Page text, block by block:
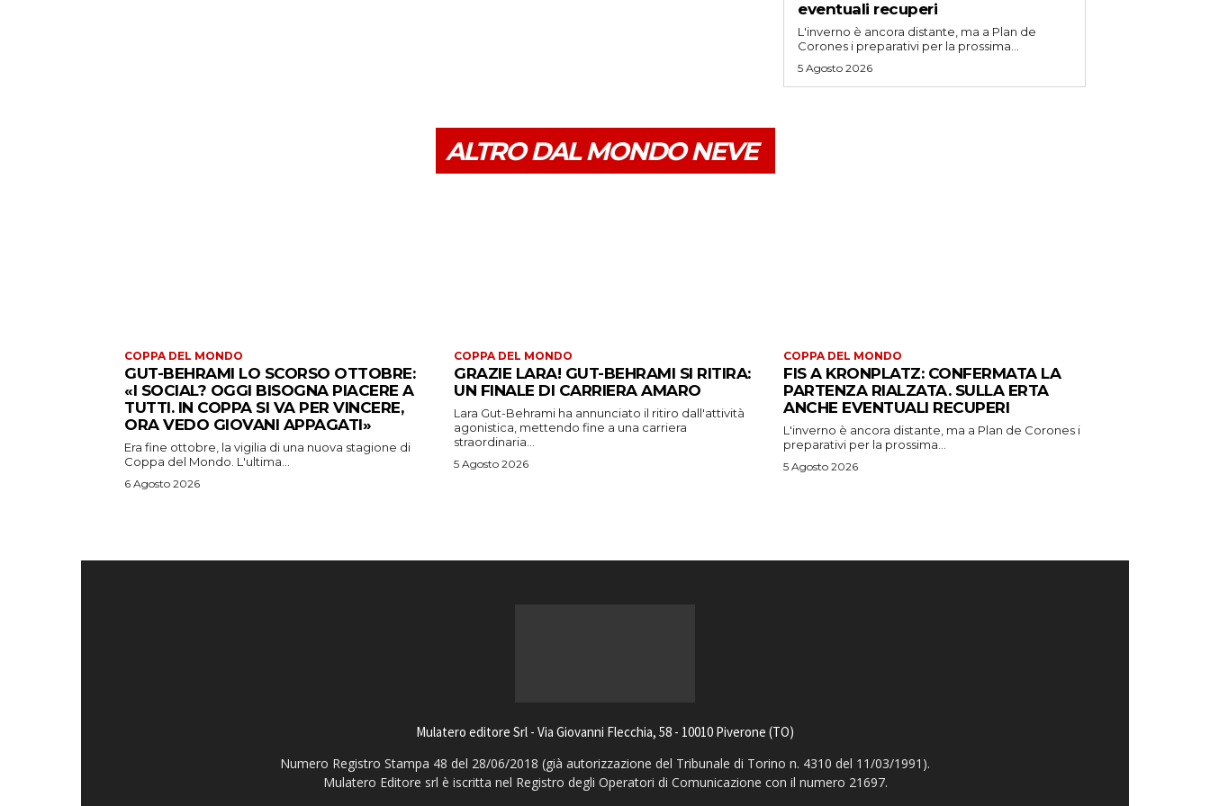
eventuali recuperi
L'inverno è ancora distante, ma a Plan de
Corones i preparativi per la prossima...
5 Agosto 2026
ALTRO DAL MONDO NEVE
COPPA DEL MONDO
GUT-BEHRAMI LO SCORSO OTTOBRE:
«I SOCIAL? OGGI BISOGNA PIACERE A
TUTTI. IN COPPA SI VA PER VINCERE,
ORA VEDO GIOVANI APPAGATI»
Era fine ottobre, la vigilia di una nuova stagione di
Coppa del Mondo. L'ultima...
6 Agosto 2026
COPPA DEL MONDO
GRAZIE LARA! GUT-BEHRAMI SI RITIRA:
UN FINALE DI CARRIERA AMARO
Lara Gut-Behrami ha annunciato il ritiro dall'attività
agonistica, mettendo fine a una carriera
straordinaria...
5 Agosto 2026
COPPA DEL MONDO
FIS A KRONPLATZ: CONFERMATA LA
PARTENZA RIALZATA. SULLA ERTA
ANCHE EVENTUALI RECUPERI
L'inverno è ancora distante, ma a Plan de Corones i
preparativi per la prossima...
5 Agosto 2026
Mulatero editore Srl - Via Giovanni Flecchia, 58 - 10010 Piverone (TO)
Numero Registro Stampa 48 del 28/06/2018 (già autorizzazione del Tribunale di Torino n. 4310 del 11/03/1991).
Mulatero Editore srl è iscritta nel Registro degli Operatori di Comunicazione con il numero 21697.